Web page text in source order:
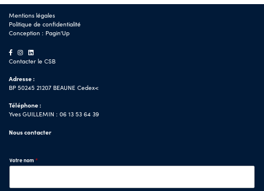
Mentions légales
Politique de confidentialité
Conception : Pagin'Up
Contacter le CSB
Adresse :
BP 50245 21207 BEAUNE Cedex<
Téléphone :
Yves GUILLEMIN : 06 13 53 64 39
Nous contacter
Votre nom *